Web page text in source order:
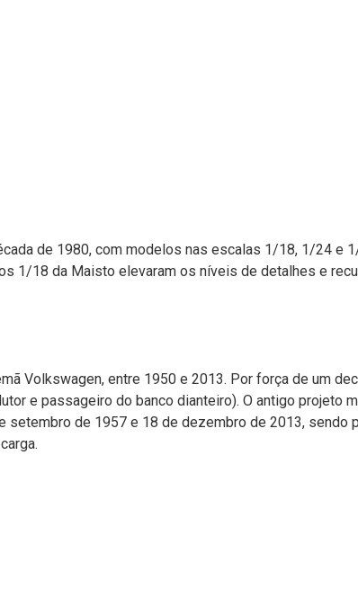
de 1980, com modelos nas escalas 1/18, 1/24 e
1/18 da Maisto elevaram os níveis de detalhes e
Volkswagen, entre 1950 e 2013. Por força de um
e passageiro do banco dianteiro). O antigo projeto
de 1957 e 18 de dezembro de 2013, sendo